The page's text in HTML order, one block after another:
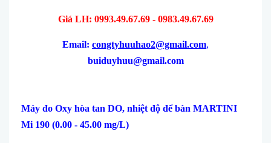
Giá LH: 0993.49.67.69 - 0983.49.67.69
Email: congtyhuuhao2@gmail.com,
buiduyhuu@gmail.com
Máy đo Oxy hòa tan DO, nhiệt độ để bàn MARTINI
Mi 190 (0.00 - 45.00 mg/L)